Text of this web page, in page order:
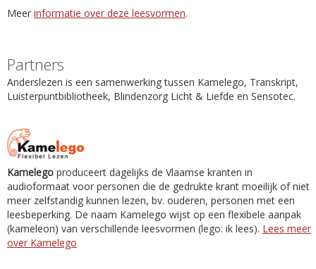
Meer informatie over deze leesvormen.
Partners
Anderslezen is een samenwerking tussen Kamelego, Transkript,
Luisterpuntbibliotheek, Blindenzorg Licht & Liefde en Sensotec.
Kamelego produceert dagelijks de Vlaamse kranten in
audioformaat voor personen die de gedrukte krant moeilijk of niet
meer zelfstandig kunnen lezen, bv. ouderen, personen met een
leesbeperking. De naam Kamelego wijst op een flexibele aanpak
(kameleon) van verschillende leesvormen (lego: ik lees). Lees meer
over Kamelego